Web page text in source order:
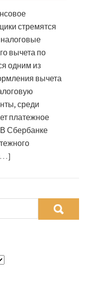
стремятся
вычета по
одним из
вычета
среди
платежное
Сбербанке